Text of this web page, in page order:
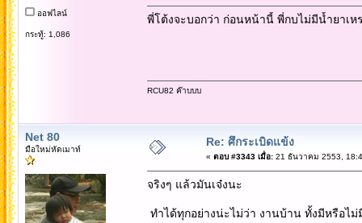
ออฟไลน์
กระทู้: 1,086
พี่โต้งจะบอกว่า ก่อนหน้านี้ พี่กบไม่มีน้ำยาเห
RCU82 ค๊าบบบ
Net 80
มือใหม่หัดเมาท์
Re: ศึกระเบิดแข้ง
« ตอบ #3343 เมื่อ:21 ธันวาคม 2553,
จริงๆ แล้วมันเจ๋งนะ
ทำได้ทุกอย่างน่ะไม่ว่า งานบ้าน ทั้งมีหรือไม่